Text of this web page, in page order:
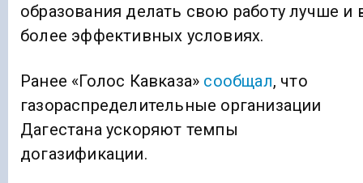
образования делать свою работу лучше и
более эффективных условиях.
Ранее «Голос Кавказа» сообщал, что
газораспределительные организации
Дагестана ускоряют темпы
догазификации.